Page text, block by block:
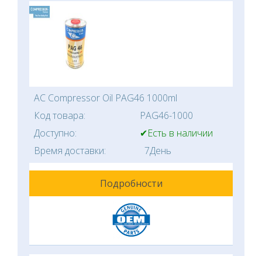
AC Compressor Oil PAG46 1000ml
Код товара:
PAG46-1000
Доступно:
✔Есть в наличии
Время доставки:
7День
Подробности